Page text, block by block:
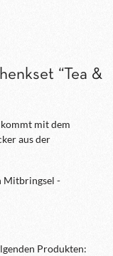
“Tea &
mit dem
aus der
Mitbringsel -
Produkten: